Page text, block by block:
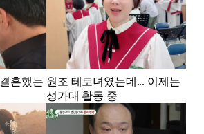
혼했는 원조 테토녀였는데... 이제는
성가대 활동 중